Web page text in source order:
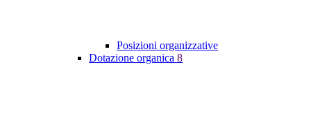
Posizioni organizzative
Dotazione organica 8